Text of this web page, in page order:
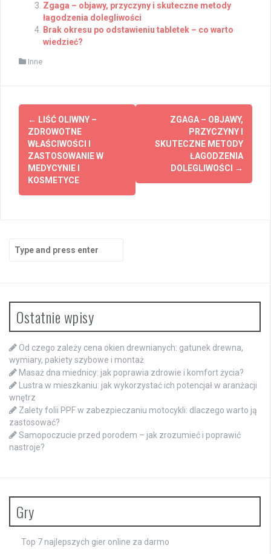
Zgaga – objawy, przyczyny i skuteczne metody
łagodzenia dolegliwości
Brak okresu po odstawieniu tabletek – co warto
wiedzieć?
Inne
Post
navigation
← LIŚĆ OLIWNY –
ZDROWOTNE
WŁAŚCIWOŚCI I
ZASTOSOWANIE W
MEDYCYNIE I
KOSMETYCE
ZGAGA – OBJAWY,
PRZYCZYNY I
SKUTECZNE METODY
ŁAGODZENIA
DOLEGLIWOŚCI
→
for:
Ostatnie wpisy
Od czego zależy cena okien drewnianych: gatunek drewna,
wymiary, pakiety szybowe i montaż
Masaż dna miednicy: jak poprawia zdrowie i komfort życia?
Lustra w mieszkaniu: jak wykorzystać ich potencjał w aranżacji
wnętrz
Zalety folii PPF w zabezpieczaniu motocykli: dlaczego warto ją
zastosować?
Samopoczucie przed porodem – jak zrozumieć i poprawić
nastroje?
Gry
Top 7 najlepszych gier online za darmo